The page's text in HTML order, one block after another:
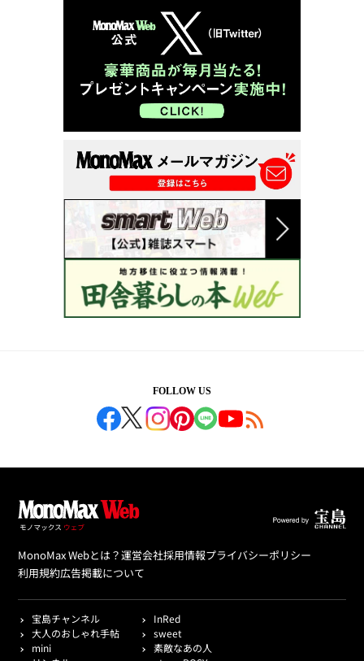
FOLLOW US
MonoMax Webとは？運営会社採用情報プライバシーポリシー
利用規約広告掲載について
宝島チャンネル
InRed
大人のおしゃれ手帖
sweet
mini
素敵なあの人